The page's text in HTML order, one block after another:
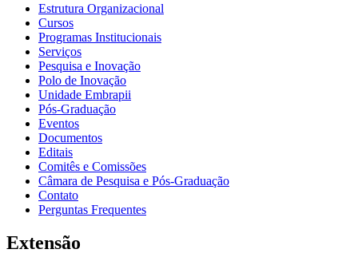
Estrutura Organizacional
Cursos
Programas Institucionais
Serviços
Pesquisa e Inovação
Polo de Inovação
Unidade Embrapii
Pós-Graduação
Eventos
Documentos
Editais
Comitês e Comissões
Câmara de Pesquisa e Pós-Graduação
Contato
Perguntas Frequentes
Extensão